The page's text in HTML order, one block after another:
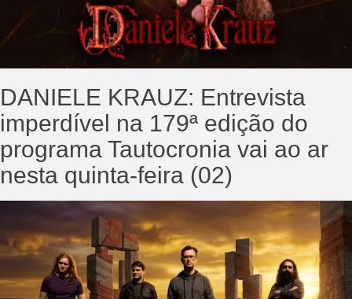
DANIELE KRAUZ: Entrevista
imperdível na 179ª edição do
programa Tautocronia vai ao ar
nesta quinta-feira (02)